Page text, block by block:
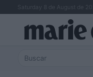
Saturday 8 de August de